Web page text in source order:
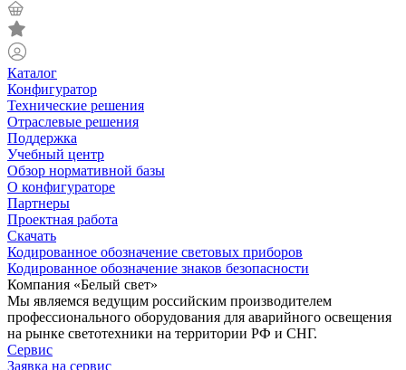
Каталог
Конфигуратор
Технические решения
Отраслевые решения
Поддержка
Учебный центр
Обзор нормативной базы
О конфигураторе
Партнеры
Проектная работа
Скачать
Кодированное обозначение световых приборов
Кодированное обозначение знаков безопасности
Компания «Белый свет»
Мы являемся ведущим российским производителем
профессионального оборудования для аварийного освещения
на рынке светотехники на территории РФ и СНГ.
Сервис
Заявка на сервис